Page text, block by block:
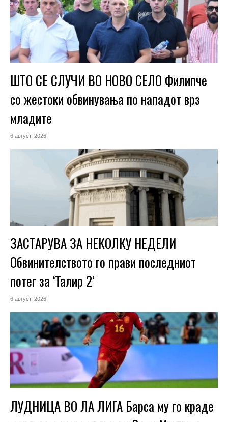
ШТО СЕ СЛУЧИ ВО НОВО СЕЛО Филипче
со жестоки обвинувања по нападот врз
младите
6 август, 2026
ЗАСТАРУВА ЗА НЕКОЛКУ НЕДЕЛИ
Обвинителството го прави последниот
потег за ‘Талир 2’
6 август, 2026
ЛУДНИЦА ВО ЛА ЛИГА Барса му го краде